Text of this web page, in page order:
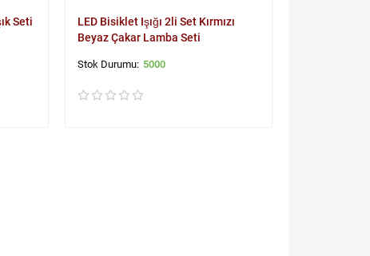
Seti
LED Bisiklet Işığı 2li Set Kırmızı
Beyaz Çakar Lamba Seti
5000